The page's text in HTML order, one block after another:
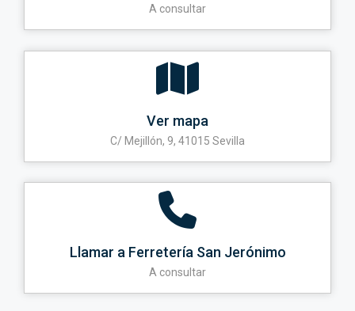
A consultar
Ver mapa
C/ Mejillón, 9, 41015 Sevilla
Llamar a Ferretería San Jerónimo
A consultar